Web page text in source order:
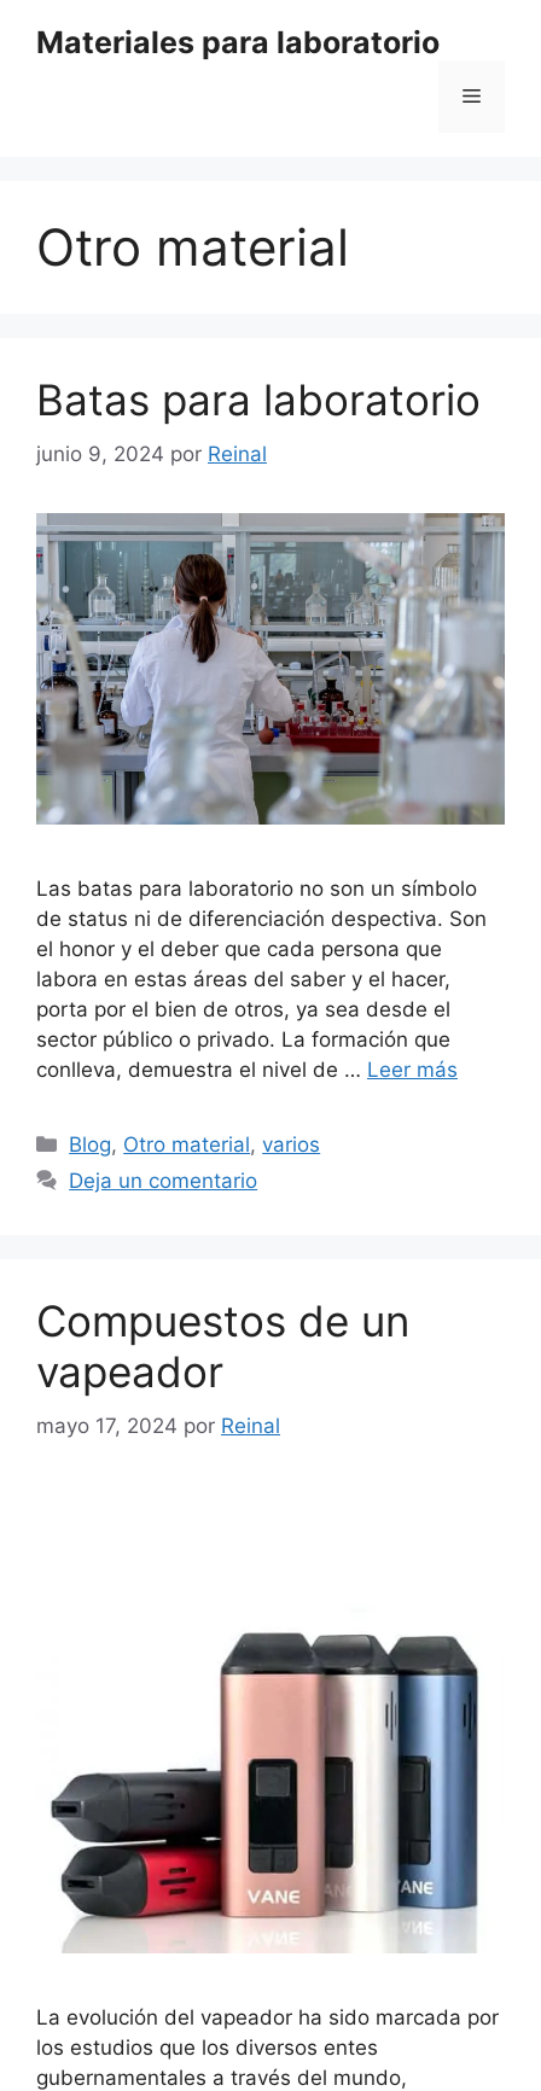
Materiales para laboratorio
Menú
Otro material
Batas para laboratorio
junio 9, 2024 por Reinal
Las batas para laboratorio no son un símbolo
de status ni de diferenciación despectiva. Son
el honor y el deber que cada persona que
labora en estas áreas del saber y el hacer,
porta por el bien de otros, ya sea desde el
sector público o privado. La formación que
conlleva, demuestra el nivel de … Leer más
Categorías
Blog, Otro material,varios
Deja un comentario
Compuestos de un
vapeador
mayo 17, 2024 por Reinal
La evolución del vapeador ha sido marcada por
los estudios que los diversos entes
gubernamentales a través del mundo,